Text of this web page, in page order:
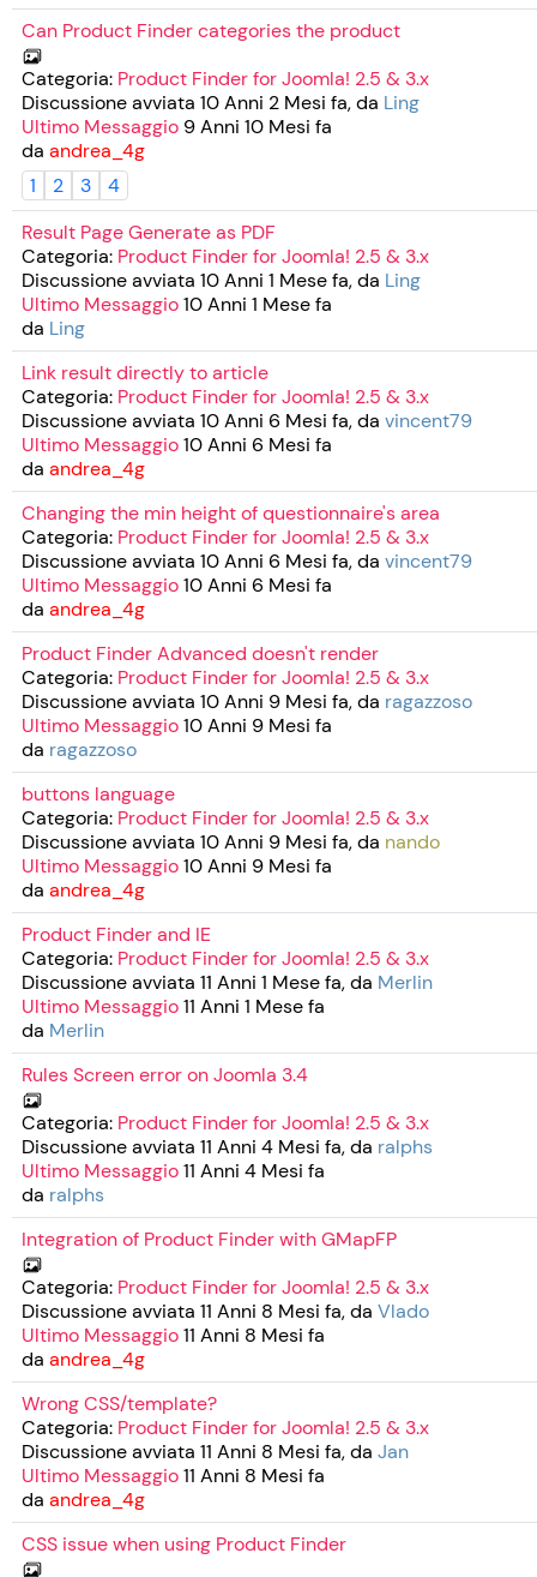
Can Product Finder categories the product
Categoria: Product Finder for Joomla! 2.5 & 3.x
Discussione avviata 10 Anni 2 Mesi fa, da Ling
Ultimo Messaggio 9 Anni 10 Mesi fa
da andrea_4g
1
2 3
4
Result Page Generate as PDF
Categoria: Product Finder for Joomla! 2.5 & 3.x
Discussione avviata 10 Anni 1 Mese fa, da Ling
Ultimo Messaggio10 Anni 1 Mese fa
da Ling
Link result directly to article
Categoria: Product Finder for Joomla! 2.5 & 3.x
Discussione avviata 10 Anni 6 Mesi fa, da vincent79
Ultimo Messaggio10 Anni 6 Mesi fa
da andrea_4g
Changing the min height of questionnaire's area
Categoria: Product Finder for Joomla! 2.5 & 3.x
Discussione avviata 10 Anni 6 Mesi fa, da vincent79
Ultimo Messaggio10 Anni 6 Mesi fa
da andrea_4g
Product Finder Advanced doesn't render
Categoria: Product Finder for Joomla! 2.5 & 3.x
Discussione avviata 10 Anni 9 Mesi fa, da ragazzoso
Ultimo Messaggio10 Anni 9 Mesi fa
da ragazzoso
buttons language
Categoria: Product Finder for Joomla! 2.5 & 3.x
Discussione avviata 10 Anni 9 Mesi fa, da nando
Ultimo Messaggio10 Anni 9 Mesi fa
da andrea_4g
Product Finder and IE
Categoria: Product Finder for Joomla! 2.5 & 3.x
Discussione avviata 11 Anni 1 Mese fa, da Merlin
Ultimo Messaggio11 Anni 1 Mese fa
da Merlin
Rules Screen error on Joomla 3.4
Categoria: Product Finder for Joomla! 2.5 & 3.x
Discussione avviata 11 Anni 4 Mesi fa, da ralphs
Ultimo Messaggio11 Anni 4 Mesi fa
da ralphs
Integration of Product Finder with GMapFP
Categoria: Product Finder for Joomla! 2.5 & 3.x
Discussione avviata 11 Anni 8 Mesi fa, da Vlado
Ultimo Messaggio11 Anni 8 Mesi fa
da andrea_4g
Wrong CSS/template?
Categoria: Product Finder for Joomla! 2.5 & 3.x
Discussione avviata 11 Anni 8 Mesi fa, da Jan
Ultimo Messaggio11 Anni 8 Mesi fa
da andrea_4g
CSS issue when using Product Finder